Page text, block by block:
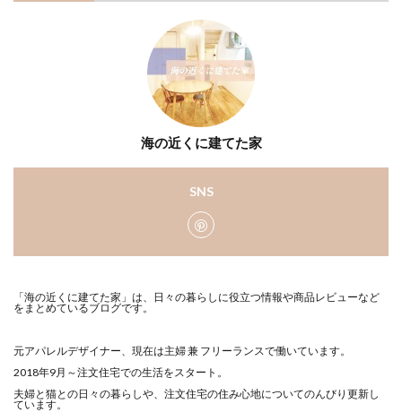
海の近くに建てた家
SNS
「海の近くに建てた家」は、日々の暮らしに役立つ情報や商品レビューなど
をまとめているブログです。
元アパレルデザイナー、現在は主婦 兼 フリーランスで働いています。
2018年9月～注文住宅での生活をスタート。
夫婦と猫との日々の暮らしや、注文住宅の住み心地についてのんびり更新し
ています。